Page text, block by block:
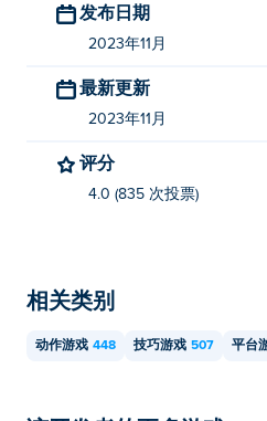
我可以在移动设备和桌面
Jump 吗？
Rolling Jump 可以在您的计算
平板电脑）上玩。
发布日期
2023年11月
最新更新
2023年11月
评分
4.0 (835 次投票)
相关类别
动作游戏 448 技巧游戏 507 平台